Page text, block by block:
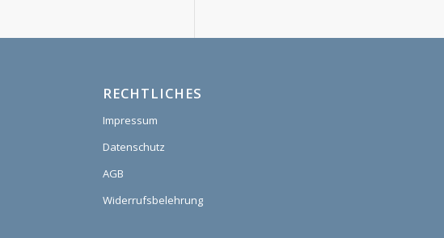
RECHTLICHES
Impressum
Datenschutz
AGB
Widerrufsbelehrung